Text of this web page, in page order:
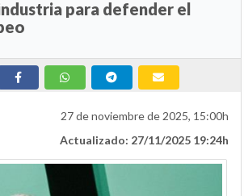
para defender el
27 de noviembre de 2025, 15:00h
Actualizado: 27/11/2025 19:24h